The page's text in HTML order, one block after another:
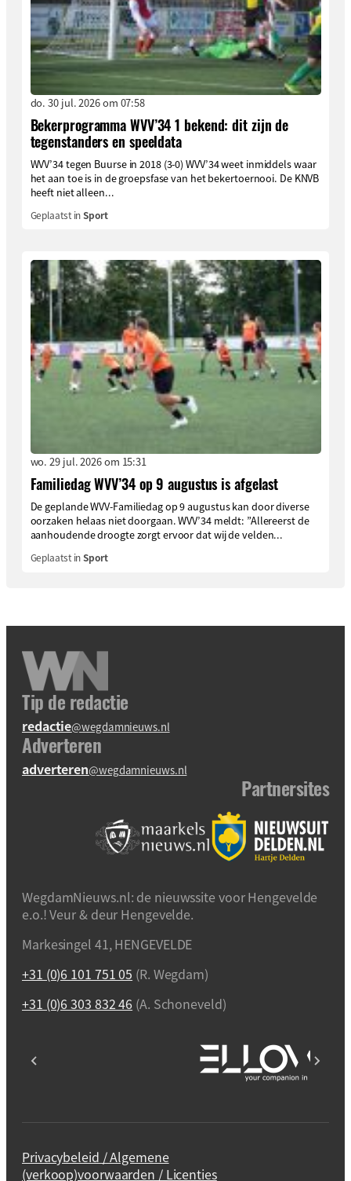
do. 30 jul. 2026 om 07:58
Bekerprogramma WVV’34 1 bekend: dit zijn de
tegenstanders en speeldata
WVV’34 tegen Buurse in 2018 (3-0) WVV’34 weet inmiddels waar
het aan toe is in de groepsfase van het bekertoernooi. De KNVB
heeft niet alleen...
Geplaatst inSport
wo. 29 jul. 2026 om 15:31
Familiedag WVV’34 op 9 augustus is afgelast
De geplande WVV-Familiedag op 9 augustus kan door diverse
oorzaken helaas niet doorgaan. WVV’34 meldt: ”Allereerst de
aanhoudende droogte zorgt ervoor dat wij de velden...
Geplaatst inSport
Tip de redactie
redactie@wegdamnieuws.nl
Adverteren
adverteren@wegdamnieuws.nl
Partnersites
WegdamNieuws.nl: de nieuwssite voor Hengevelde
e.o.! Veur & deur Hengevelde.
Markesingel 41, HENGEVELDE
+31 (0)6 101 751 05 (R. Wegdam)
+31 (0)6 303 832 46 (A. Schoneveld)
Privacybeleid / Algemene
(verkoop)voorwaarden / Licenties